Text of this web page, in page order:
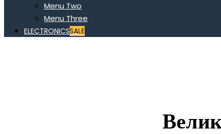
Menu Two
Menu Three
ELECTRONICSSALE